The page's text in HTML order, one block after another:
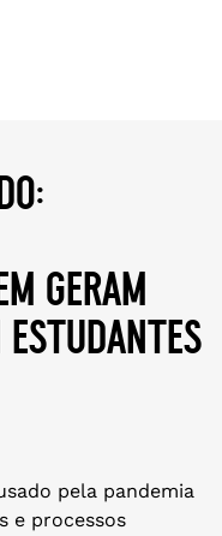
geram
estudantes
pela pandemia
e processos